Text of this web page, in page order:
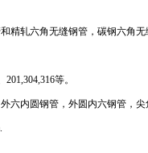
轧六角无缝钢管，碳钢六角无
等。
内圆钢管，外圆内六钢管，尖